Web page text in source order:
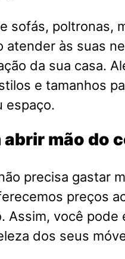
sofás, poltronas,
atender às suas
da sua casa.
e tamanhos
espaço.
abrir mão do
precisa gastar
preços
Assim, você pode
dos seus